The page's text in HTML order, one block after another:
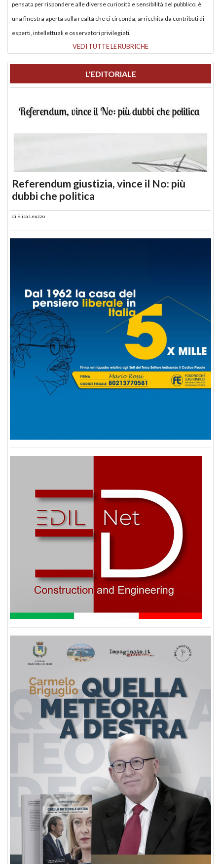
pensata per rispondere alle diverse curiosità e sensibilità del pubblico, è
una finestra aperta sulla realtà che ci circonda, arricchita da contributi di
esperti, intellettuali e osservatori privilegiati.
VEDI TUTTE LE RUBRICHE
L'EDITORIALE
Referendum giustizia, vince il No: più
dubbi che politica
di Elisa Leuzzo